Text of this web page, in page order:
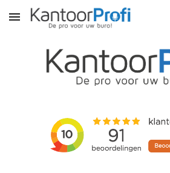
Skip to main content